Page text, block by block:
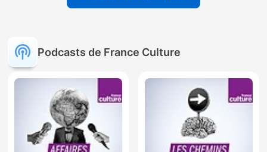
Podcasts de France Culture